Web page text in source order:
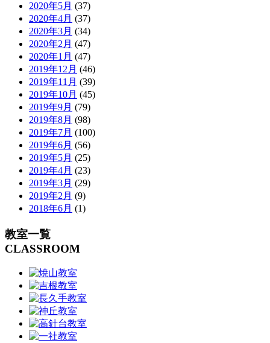
2020年5月 (37)
2020年4月 (37)
2020年3月 (34)
2020年2月 (47)
2020年1月 (47)
2019年12月 (46)
2019年11月 (39)
2019年10月 (45)
2019年9月 (79)
2019年8月 (98)
2019年7月 (100)
2019年6月 (56)
2019年5月 (25)
2019年4月 (23)
2019年3月 (29)
2019年2月 (9)
2018年6月 (1)
教室一覧
CLASSROOM